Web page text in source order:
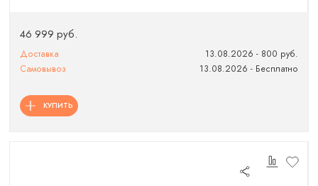
46 999 руб.
Доставка
13.08.2026 - 800 руб.
Самовывоз
13.08.2026 - Бесплатно
КУПИТЬ